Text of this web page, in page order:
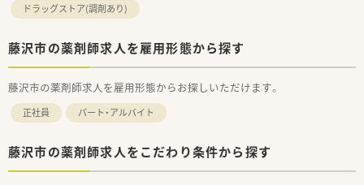
ドラッグストア(調剤あり)
藤沢市の薬剤師求人を雇用形態から探す
藤沢市の薬剤師求人を雇用形態からお探しいただけます。
正社員 パート・アルバイト
藤沢市の薬剤師求人をこだわり条件から探す